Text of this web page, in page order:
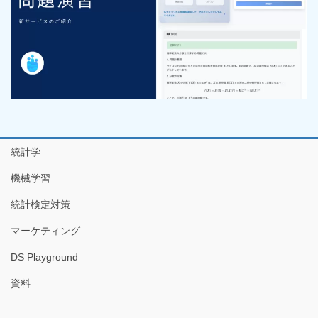
統計学
機械学習
統計検定対策
マーケティング
DS Playground
資料